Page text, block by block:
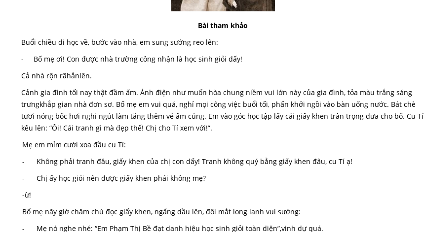
Bài tham khảo
Buổi chiều di học về, bước vào nhà, em sung sướng reo lên:
- Bố mẹ ơi! Con được nhà trường công nhận là học sinh giỏi dấy!
Cả nhà rộn rãhẳnlên.
Cảnh gia đình tối nay thật đầm ấm. Ánh điện như muốn hòa chung niềm vui lớn này của gia đình, tỏa màu trắng sáng
trưngkhắp gian nhà đơn sơ. Bố mẹ em vui quá, nghỉ mọi công việc buổi tối, phấn khởi ngồi vào bàn uống nước. Bát chè
tươi nóng bốc hơi nghi ngút làm tăng thêm vẻ ấm cúng. Em vào góc học tập lấy cái giấy khen trân trọng đưa cho bố. Cu Tí
kêu lên: “Ôi! Cái tranh gì mà đẹp thế! Chị cho Tí xem với!”.
Mẹ em mỉm cười xoa đầu cu Tí:
- Không phải tranh đâu, giấy khen của chị con dấy! Tranh không quý bằng giấy khen đâu, cu Tí ạ!
- Chị ấy học giỏi nên được giấy khen phải không mẹ?
-ừ!
Bố mẹ nãy giờ chăm chú đọc giấy khen, ngẩng dầu lên, đôi mắt long lanh vui sướng:
- Mẹ nó nghe nhé: “Em Phạm Thị Bề đạt danh hiệu học sinh giỏi toàn diện”,vinh dự quá.